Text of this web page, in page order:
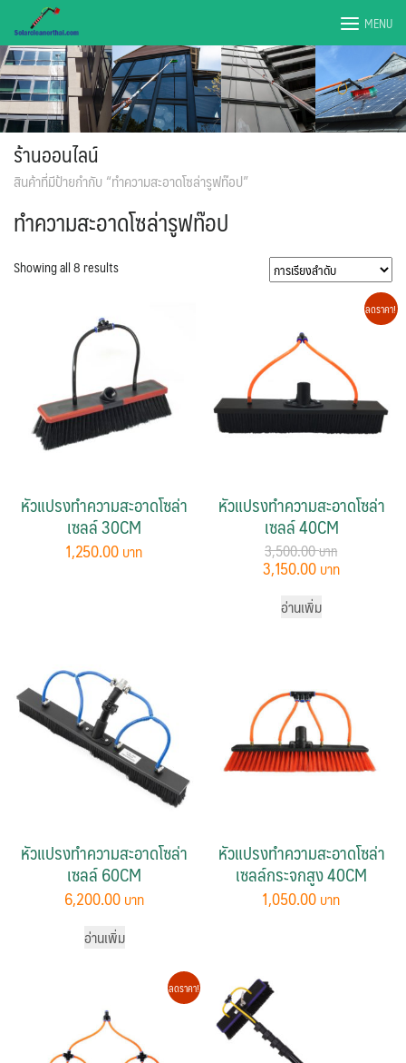
content
MENU
ร้านออนไลน์
สินค้าที่มีป้ายกำกับ “ทำความสะอาดโซล่ารูฟท๊อป”
ทำความสะอาดโซล่ารูฟท๊อป
Showing all 8 results
หัวแปรงทำความสะอาดโซล่า
เซลล์ 30CM
1,250.00
ลดราคา!
หัวแปรงทำความสะอาดโซล่า
เซลล์ 40CM
3,500.00
Original
was:
3,150.00 Current
อ่านเพิ่ม
หัวแปรงทำความสะอาดโซล่า
เซลล์ 60CM
6,200.00
อ่านเพิ่ม
หัวแปรงทำความสะอาดโซล่า
เซลล์กระจกสูง 40CM
1,050.00
ลดราคา!